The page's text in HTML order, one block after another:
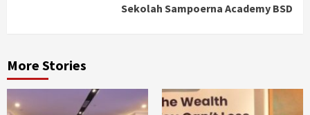
Sekolah Sampoerna Academy BSD
More Stories